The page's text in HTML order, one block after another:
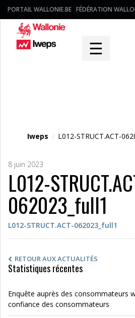
PORTAIL WALLONIE.BE FÉDÉRATION
☰
Iweps / L012-STRUCT.ACT-
8 juin 2023
L012-
062023_full1
L012-STRUCT.ACT-062023_full1
RETOUR AUX ACTUALITÉS
Statistiques récentes
Enquête auprès des consommateurs
confiance des consommateurs